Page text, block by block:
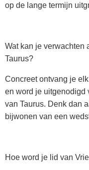
op de lange termijn
Wat kan je verwachten
Taurus?
Concreet ontvang je
en word je uitgenodigd
van Taurus. Denk dan
bijwonen van een
Hoe word je lid van